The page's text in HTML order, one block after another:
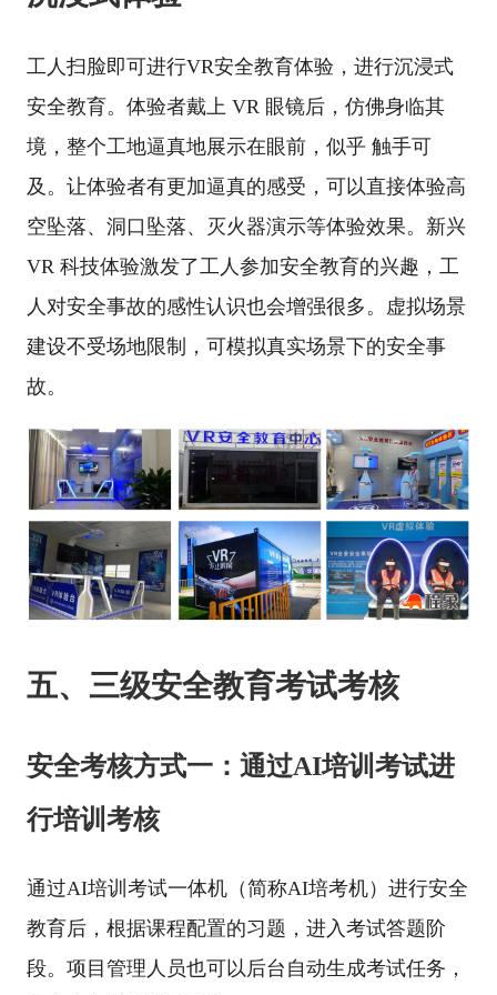
工人扫脸即可进行VR安全教育体验，进行沉浸式
安全教育。体验者戴上 VR 眼镜后，仿佛身临其
境，整个工地逼真地展示在眼前，似乎 触手可
及。让体验者有更加逼真的感受，可以直接体验高
空坠落、洞口坠落、灭火器演示等体验效果。新兴
VR 科技体验激发了工人参加安全教育的兴趣，工
人对安全事故的感性认识也会增强很多。虚拟场景
建设不受场地限制，可模拟真实场景下的安全事
故。
五、三级安全教育考试考核
安全考核方式一：通过AI培训考试进
行培训考核
通过AI培训考试一体机（简称AI培考机）进行安全
教育后，根据课程配置的习题，进入考试答题阶
段。项目管理人员也可以后台自动生成考试任务，